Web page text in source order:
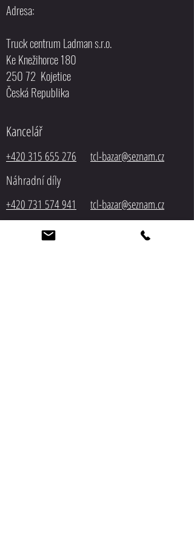
Adresa:
Truck centrum Ladman s.r.o.
Ke Knežihorce 180
250 72 Kojetice
Česká Republika
Kancelář
+420 315 655 276 tcl-bazar@seznam.cz
Náhradní díly
+420 731 574 941 tcl-bazar@seznam.cz